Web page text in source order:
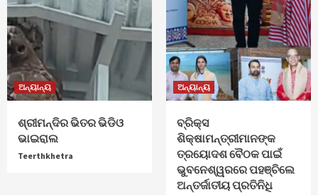
ଅନ୍ୟାନ୍ୟ
ଶ୍ରୀମନ୍ଦିର ଭିତର ଭିଡିଓ
ଭାଇରାଲ
Teerthkhetra
ଅନ୍ୟାନ୍ୟ
ବ୍ରିକ୍ସ
ଶିକ୍ଷାମନ୍ତ୍ରୀମାନଙ୍କ
ତ୍ରୟୋଦଶ ବୈଠକ ପାଇଁ
ଭୁବନେଶ୍ୱରରେ ପହଞ୍ଚିଲେ
ଅନ୍ତର୍ଜାତୀୟ ପ୍ରତିନିଧି